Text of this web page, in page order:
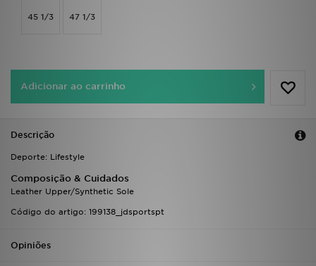
45 1/3 47 1/3
Adicionar ao carrinho
Descrição
Deporte: Lifestyle
Composição & Cuidados
Leather Upper/Synthetic Sole
Código do artigo: 199138_jdsportspt
Opiniões
SUBSCREVE
ATENÇÃO AO CLIENTE
FAQs